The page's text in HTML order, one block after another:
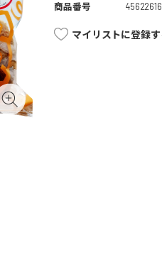
商品番号
マイリストに登録